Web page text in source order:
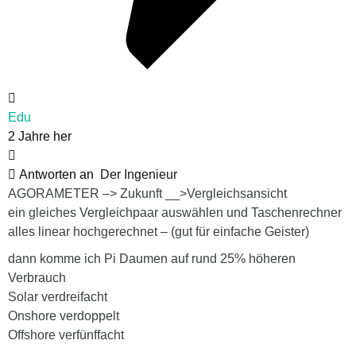
Edu
2 Jahre her
Antworten an
Der Ingenieur
AGORAMETER –> Zukunft __>Vergleichsansicht
ein gleiches Vergleichpaar auswählen und Taschenrechner
alles linear hochgerechnet – (gut für einfache Geister)
dann komme ich Pi Daumen auf rund 25% höheren
Verbrauch
Solar verdreifacht
Onshore verdoppelt
Offshore verfünffacht